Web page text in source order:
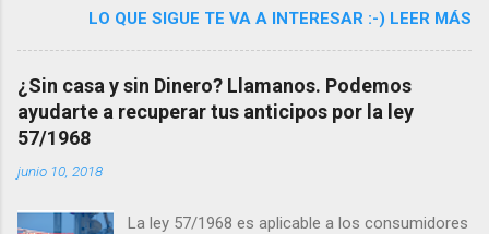
www.trampolinhills.com ,
plataformas ha organizado el segundo
concurso de fotografía sobre “Urbanizaciones
legítimos compradores por el estallido de la
LO QUE SIGUE TE VA A INTERESAR :-) LEER MÁS
¿Sin casa y sin Dinero? Llamanos. Podemos
ayudarte a recuperar tus anticipos por la ley
57/1968
junio 10, 2018
La ley 57/1968 es aplicable a los consumidores